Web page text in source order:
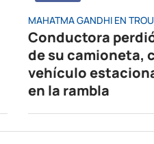
MAHATMA GANDHI EN
Conductora
de su camioneta,
vehículo
en la rambla